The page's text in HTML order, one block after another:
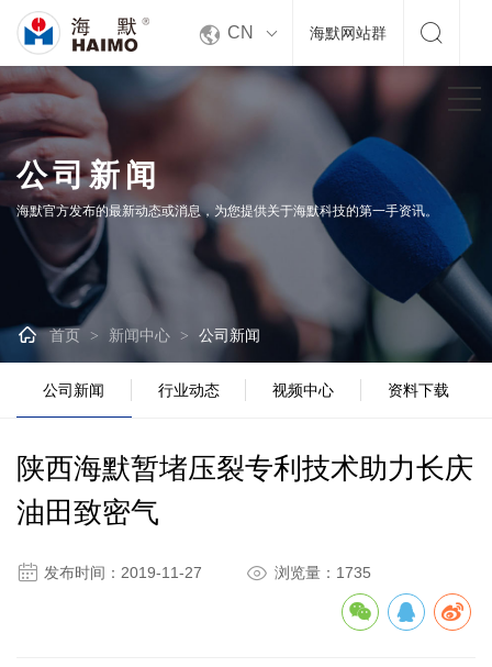
 CN 海默网站群 
公司新闻
海默官方发布的最新动态或消息，为您提供关于海默科技的第一手资讯。
 首页 > 新闻中心 > 公司新闻
公司新闻 行业动态 视频中心 资料下载
陕西海默暂堵压裂专利技术助力长庆
油田致密气
 发布时间：2019-11-27  浏览量：1735